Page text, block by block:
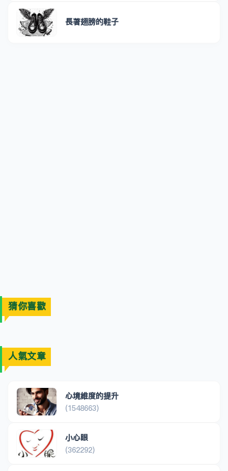
長著翅膀的鞋子
猜你喜歡
人氣文章
心境維度的提升
(1548663)
小心眼
(362292)